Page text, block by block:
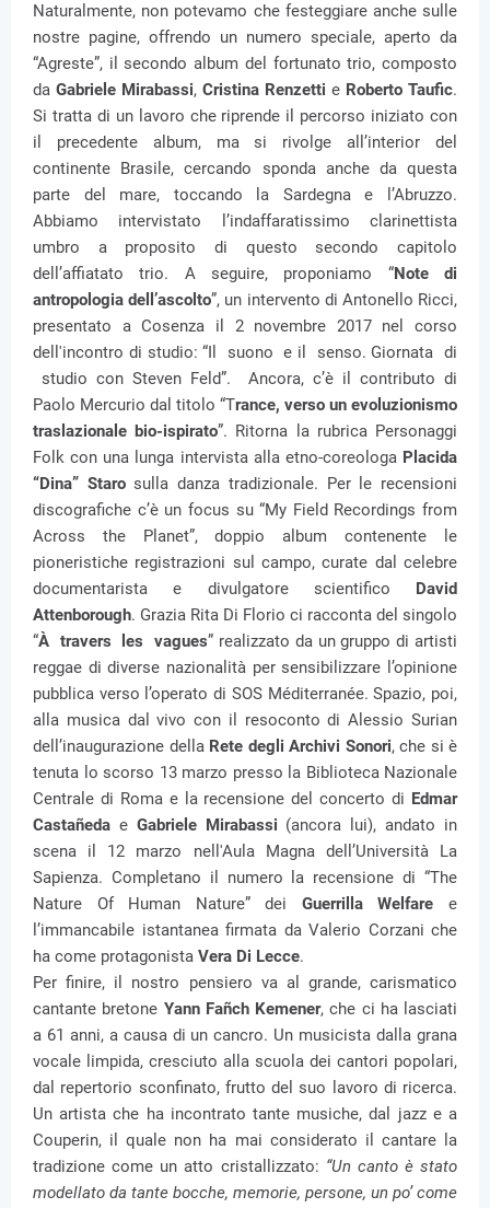
Naturalmente, non potevamo che festeggiare anche sulle
nostre pagine, offrendo un numero speciale, aperto da
“Agreste”, il secondo album del fortunato trio, composto
da Gabriele Mirabassi, Cristina Renzetti e Roberto Taufic.
Si tratta di un lavoro che riprende il percorso iniziato con
il precedente album, ma si rivolge all’interior del
continente Brasile, cercando sponda anche da questa
parte del mare, toccando la Sardegna e l’Abruzzo.
Abbiamo intervistato l’indaffaratissimo clarinettista
umbro a proposito di questo secondo capitolo
dell’affiatato trio. A seguire, proponiamo “Note di
antropologia dell’ascolto”, un intervento di Antonello Ricci,
presentato a Cosenza il 2 novembre 2017 nel corso
dell'incontro di studio: “Il suono e il senso. Giornata di
studio con Steven Feld”. Ancora, c’è il contributo di
Paolo Mercurio dal titolo “Trance, verso un evoluzionismo
traslazionale bio-ispirato”. Ritorna la rubrica Personaggi
Folk con una lunga intervista alla etno-coreologa Placida
“Dina” Starosulla danza tradizionale. Per le recensioni
discografiche c’è un focus su “My Field Recordings from
Across the Planet”, doppio album contenente le
pioneristiche registrazioni sul campo, curate dal celebre
documentarista e divulgatore scientifico David
Attenborough. Grazia Rita Di Florio ci racconta del singolo
“À travers les vagues” realizzato da un gruppo di artisti
reggae di diverse nazionalità per sensibilizzare l’opinione
pubblica verso l’operato di SOS Méditerranée. Spazio, poi,
alla musica dal vivo con il resoconto di Alessio Surian
dell’inaugurazione della Rete degli Archivi Sonori, che si è
tenuta lo scorso 13 marzo presso la Biblioteca Nazionale
Centrale di Roma e la recensione del concerto di Edmar
Castañeda e Gabriele Mirabassi (ancora lui), andato in
scena il 12 marzo nell'Aula Magna dell’Università La
Sapienza. Completano il numero la recensione di “The
Nature Of Human Nature” dei Guerrilla Welfare e
l’immancabile istantanea firmata da Valerio Corzani che
ha come protagonista Vera Di Lecce.
Per finire, il nostro pensiero va al grande, carismatico
cantante bretone Yann Fañch Kemener, che ci ha lasciati
a 61 anni, a causa di un cancro. Un musicista dalla grana
vocale limpida, cresciuto alla scuola dei cantori popolari,
dal repertorio sconfinato, frutto del suo lavoro di ricerca.
Un artista che ha incontrato tante musiche, dal jazz e a
Couperin, il quale non ha mai considerato il cantare la
tradizione come un atto cristallizzato: “Un canto è stato
modellato da tante bocche, memorie, persone, un po’ come